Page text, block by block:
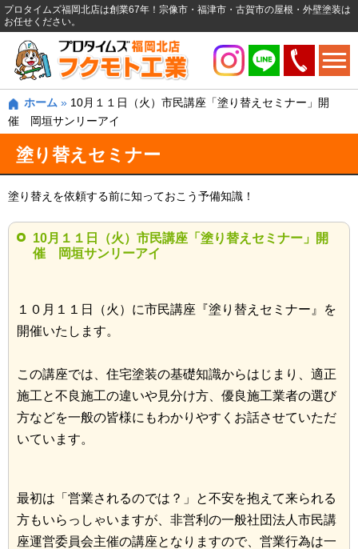
プロタイムズ福岡北店は創業67年！宗像市・福津市・古賀市の屋根・外壁塗装は
お任せください。
ホーム » 10月１１日（火）市民講座「塗り替えセミナー」開
催 岡垣サンリーアイ
塗り替えセミナー
塗り替えを依頼する前に知っておこう予備知識！
10月１１日（火）市民講座「塗り替えセミナー」開
催 岡垣サンリーアイ
１０月１１日（火）に市民講座『塗り替えセミナー』を
開催いたします。
この講座では、住宅塗装の基礎知識からはじまり、適正
施工と不良施工の違いや見分け方、優良施工業者の選び
方などを一般の皆様にもわかりやすくお話させていただ
いています。
最初は「営業されるのでは？」と不安を抱えて来られる
方もいらっしゃいますが、非営利の一般社団法人市民講
座運営委員会主催の講座となりますので、営業行為は一